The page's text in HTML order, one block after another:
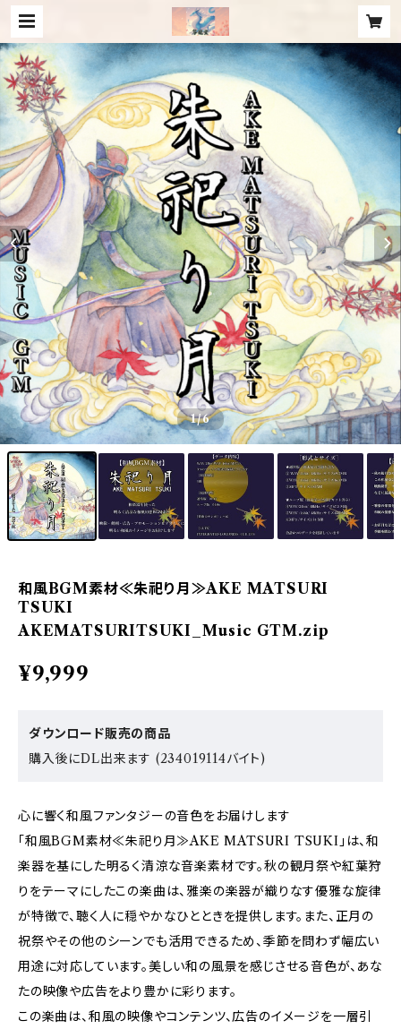
1/6
和風BGM素材≪朱祀り月≫AKE MATSURI
TSUKI
AKEMATSURITSUKI_Music GTM.zip
¥9,999
ダウンロード販売の商品
購入後にDL出来ます (234019114バイト)
心に響く和風ファンタジーの音色をお届けします
「和風BGM素材≪朱祀り月≫AKE MATSURI TSUKI」は、和
楽器を基にした明るく清涼な音楽素材です。秋の観月祭や紅葉狩
りをテーマにしたこの楽曲は、雅楽の楽器が織りなす優雅な旋律
が特徴で、聴く人に穏やかなひとときを提供します。また、正月の
祝祭やその他のシーンでも活用できるため、季節を問わず幅広い
用途に対応しています。美しい和の風景を感じさせる音色が、あな
たの映像や広告をより豊かに彩ります。
この楽曲は、和風の映像やコンテンツ、広告のイメージを一層引